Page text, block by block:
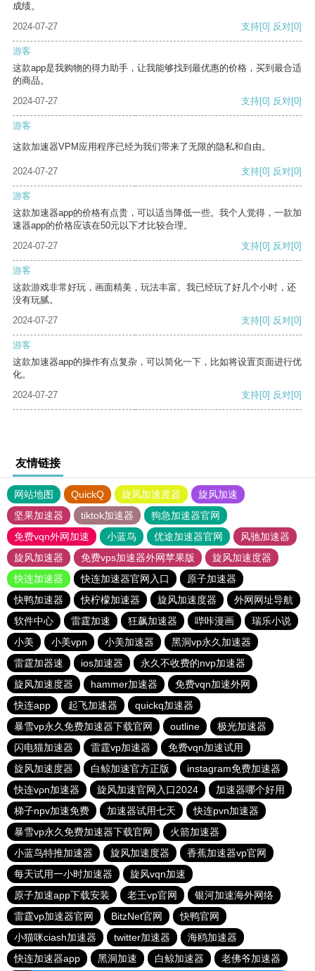
成绩。
2024-07-27
支持[0] 反对[0]
游客
这款app是我购物的得力助手，让我能够找到最优惠的价格，买到最合适
的商品。
2024-07-27
支持[0] 反对[0]
游客
这款加速器VPM应用程序已经为我们带来了无限的隐私和自由。
2024-07-27 支持[0] 反对[0]
游客
这款加速器app的价格有点贵，可以适当降低一些。我个人觉得，一款加
速器app的价格应该在50元以下才比较合理。
2024-07-27
支持[0] 反对[0]
游客
这款游戏非常好玩，画面精美，玩法丰富。我已经玩了好几个小时，还
没有玩腻。
2024-07-27
支持[0] 反对[0]
游客
这款加速器app的操作有点复杂，可以简化一下，比如将设置页面进行优
化。
2024-07-27
支持[0] 反对[0]
友情链接
网站地图 QuickQ 旋风加速度器
旋风加速
坚果加速器
tiktok加速器
狗急加速器官网
免费vqn外网加速
小蓝鸟 优途加速器官网
风驰加速器
旋风加速器
免费vps加速器外网苹果版
旋风加速度器
快连加速器
快连加速器官网入口
原子加速器
快鸭加速器
快柠檬加速器 旋风加速度器
外网网址导航
软件中心
雷霆加速 狂飙加速器 哔咔漫画
瑞乐小说
小美
小美vpn 小美加速器
黑洞vp永久加速器
雷霆加器速
ios加速器
永久不收费的nvp加速器
旋风加速度器
hammer加速器
免费vqn加速外网
快连app
起飞加速器
quickq加速器
暴雪vp永久免费加速器下载官网
outline
极光加速器
闪电猫加速器
雷霆vp加速器
免费vqn加速试用
旋风加速度器
白鲸加速官方正版
instagram免费加速器
快连vρn加速器
旋风加速官网入口2024
加速器哪个好用
梯子npv加速免费
加速器试用七天
快连pvn加速器
暴雪vp永久免费加速器下载官网
火箭加速器
小蓝鸟特推加速器
旋风加速度器
香蕉加速器vp官网
每天试用一小时加速器
旋风vqn加速
原子加速app下载安装
老王vp官网
银河加速海外网络
雷霆vp加速器官网
BitzNet官网
快鸭官网
小猫咪ciash加速器
twitter加速器
海鸥加速器
快连加速器app
黑洞加速 白鲸加速器 老佛爷加速器